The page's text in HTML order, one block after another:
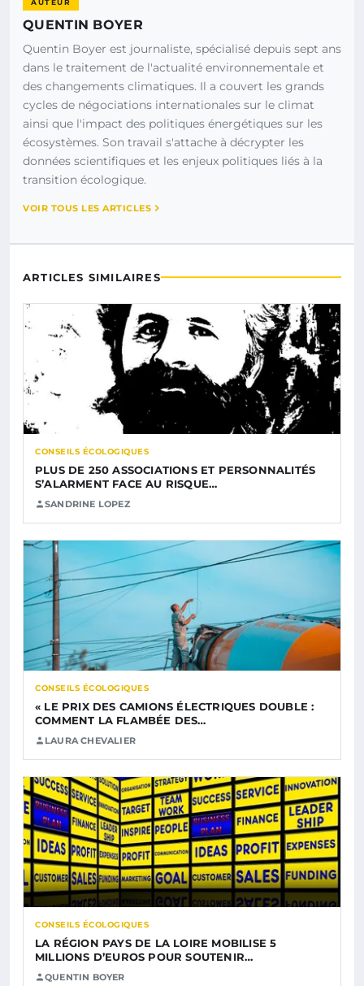
QUENTIN BOYER
Quentin Boyer est journaliste, spécialisé depuis sept ans
dans le traitement de l'actualité environnementale et
des changements climatiques. Il a couvert les grands
cycles de négociations internationales sur le climat
ainsi que l'impact des politiques énergétiques sur les
écosystèmes. Son travail s'attache à décrypter les
données scientifiques et les enjeux politiques liés à la
transition écologique.
VOIR TOUS LES ARTICLES
ARTICLES SIMILAIRES
CONSEILS ÉCOLOGIQUES
PLUS DE 250 ASSOCIATIONS ET PERSONNALITÉS
S’ALARMENT FACE AU RISQUE…
SANDRINE LOPEZ
CONSEILS ÉCOLOGIQUES
« LE PRIX DES CAMIONS ÉLECTRIQUES DOUBLE :
COMMENT LA FLAMBÉE DES…
LAURA CHEVALIER
CONSEILS ÉCOLOGIQUES
LA RÉGION PAYS DE LA LOIRE MOBILISE 5
MILLIONS D’EUROS POUR SOUTENIR…
QUENTIN BOYER